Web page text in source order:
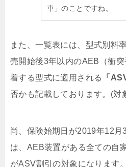
車」のことですね。
また、一覧表には、型式別料
売開始後3年以内のAEB（衝
着する型式に適用される
「
否かも記載しております。(対
尚、保険始期日が2019年12月
は、AEB装置がある全ての自
がASV割引の対象になります。